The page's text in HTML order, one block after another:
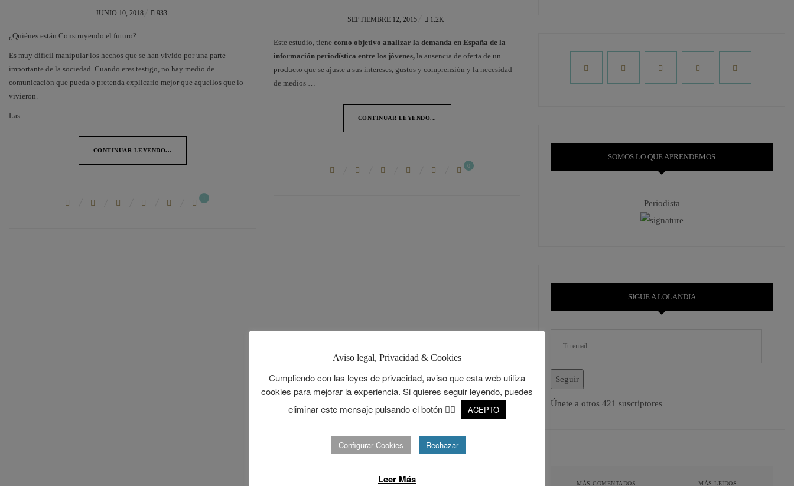
POSTED
JUNIO 10, 2018 933
¿Quiénes están Construyendo el futuro?
Es muy difícil manipular los hechos que se han vivido por una parte
importante de la sociedad. Cuando eres testigo, no hay medio de
comunicación que pueda o pretenda explicarlo mejor que aquellos que lo
vivieron.
Las …
CONTINUAR LEYENDO...
1
POSTED
SEPTIEMBRE 12, 2015 1.2K
Este estudio, tiene como objetivo analizar la demanda en España de la
información periodística entre los jóvenes, la ausencia de oferta de un
producto que se ajuste a sus intereses, gustos y comprensión y la necesidad
de medios …
CONTINUAR LEYENDO...
0
SOMOS LO QUE APRENDEMOS
Periodista
SIGUE A LOLANDIA
Seguir
Únete a otros 421 suscriptores
MÁS COMENTADOS MÁS LEÍDOS
Aviso legal, Privacidad & Cookies
Cumpliendo con las leyes de privacidad, aviso que esta web utiliza
cookies para mejorar la experiencia. Si quieres seguir leyendo, puedes
eliminar este mensaje pulsando el botón 👉🏻
ACEPTO
Configurar Cookies Rechazar
Leer Más